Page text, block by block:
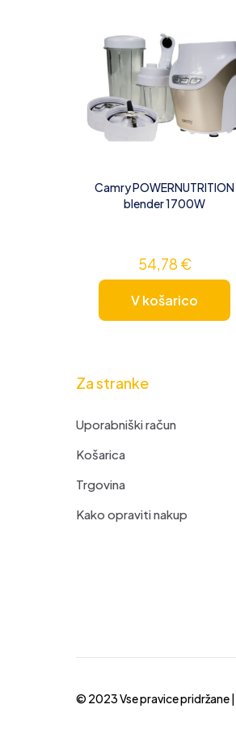
Camry POWERNUTRITION
blender 1700W
54,78 €
V košarico
Za stranke
Uporabniški račun
Košarica
Trgovina
Kako opraviti nakup
© 2023 Vse pravice pridržane |